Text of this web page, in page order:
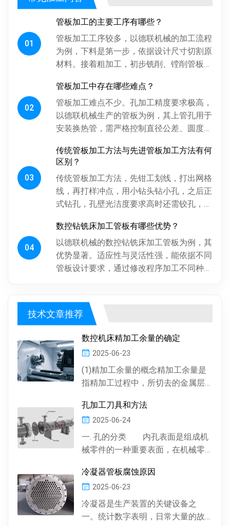
01
管板加工的主要工序有哪些？
管板加工工序较多，以德联机械的加工流程
为例，下料是第一步，依据设计尺寸切割原
材料。接着粗加工，初步铣削、镗削管板各
关键，通过射线、超声波探伤检...
02
管板加工中存在哪些难点？
管板加工难点不少。孔加工精度要求极高，
以德联机械生产的管板为例，其上管孔用于
安装换热管，需严格控制直径公差、圆度、
影响换热管安装与设备性能。板...
03
传统管板加工方法与先进管板加工方法有何
区别？
传统管板加工方法，先钳工划线，打出网格
线，再打样冲点，用小钻头钻小孔，之后正
式钻孔，孔壁光洁度要求高时还需铰孔，最
摇臂定位，劳动强度大、效率低...
04
数控钻铣床加工管板有哪些优势？
以德联机械的数控钻铣床加工管板为例，其
优势显著。适应性与灵活性强，能依据不同
管板设计要求，通过修改程序加工不同种
技术文章推荐
数控机床精加工余量的确定
2025-06-23
(1)精加工余量的概念精加工余量是
指精加工过程中，所切去的金属层
工余量由精加工一次...
孔加工刀具和方法
2025-06-24
一. 孔的分类 内孔表面是组成机
械零件的一种重要表面，在机械零
有圆柱形孔、...
冷凝器管板腐蚀原因
2025-06-23
冷凝器是生产装置的关键设备之
一。统计数字表明，日常大量的故